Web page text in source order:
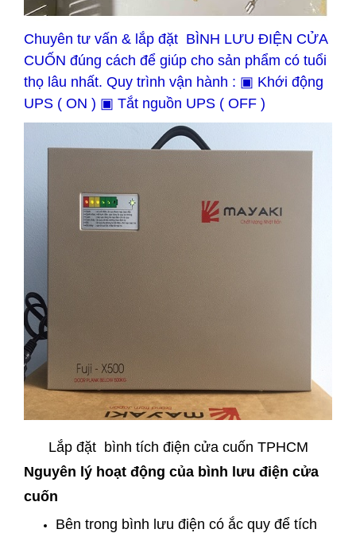
Chuyên tư vấn & lắp đặt BÌNH LƯU ĐIỆN CỬA
CUỐN đúng cách để giúp cho sản phẩm có tuổi
thọ lâu nhất. Quy trình vận hành : ▣ Khới động
UPS ( ON ) ▣ Tắt nguồn UPS ( OFF )
Lắp đặt bình tích điện cửa cuốn TPHCM
Nguyên lý hoạt động của bình lưu điện cửa
cuốn
Bên trong bình lưu điện có ắc quy để tích